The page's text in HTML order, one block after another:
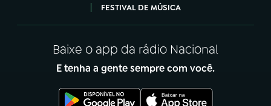
FESTIVAL DE MÚSICA
Baixe o app da rádio Nacional
E tenha a gente sempre com você.